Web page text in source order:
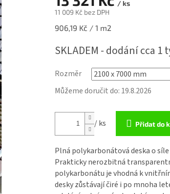
/ ks
11 009 Kč bez DPH
Měrná
906,19 Kč / 1 m2
SKLADEM - dodání cca 1
Rozměr
Můžeme doručit do: 19.8.2026
/ ks Přidat do
Plná polykarbonátová deska o
Prakticky nerozbitná
polykarbonátu je vhodná k
deskyzůstávají čiré i po mnoha